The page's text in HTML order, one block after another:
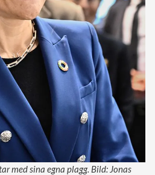
med sina egna plagg. Bild: Jonas